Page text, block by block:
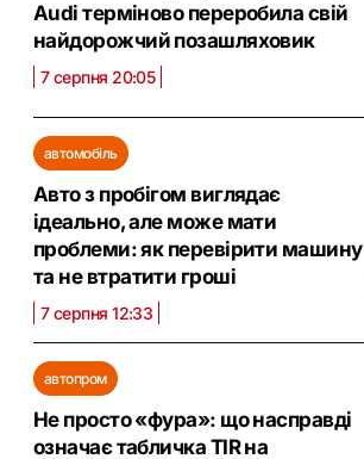
Audi терміново переробила свій
найдорожчий позашляховик
7 серпня 20:05
автомобіль
Авто з пробігом виглядає
ідеально, але може мати
проблеми: як перевірити машину
та не втратити гроші
7 серпня 12:33
автопром
Не просто «фура»: що насправді
означає табличка TIR на